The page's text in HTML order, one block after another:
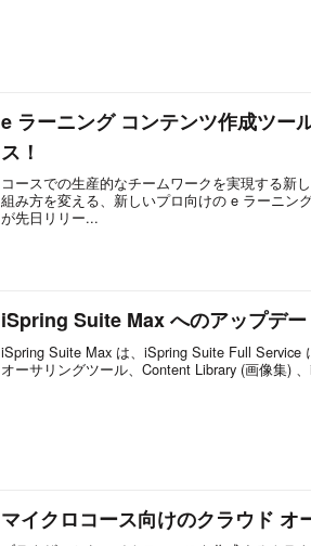
e ラーニング コンテンツ作成ツ
ス！
コースでの生産的なチームワークを実現する新
組み方を変える、新しいプロ向けの e ラーニン
が先日リリー...
iSpring Suite Max へのアップデ
iSpring Suite Max は、iSpring Suite Full
オーサリングツール、Content Library (画像集)
マイクロコース向けのクラウド オ